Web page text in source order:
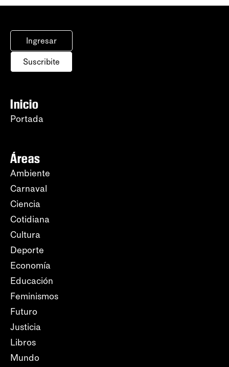
Ingresar
Suscribite
Inicio
Portada
Áreas
Ambiente
Carnaval
Ciencia
Cotidiana
Cultura
Deporte
Economía
Educación
Feminismos
Futuro
Justicia
Libros
Mundo